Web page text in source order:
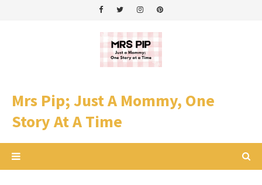
Mrs Pip; Just A Mommy, One
Story At A Time